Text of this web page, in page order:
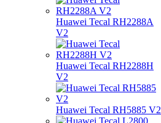
Huawei Tecal RH2288A
V2
Huawei Tecal RH2288H
V2
Huawei Tecal RH5885 V2